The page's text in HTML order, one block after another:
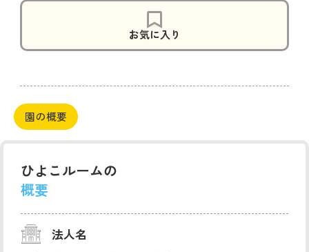
お気に入り
園の概要
ひよこルームの
概要
法人名